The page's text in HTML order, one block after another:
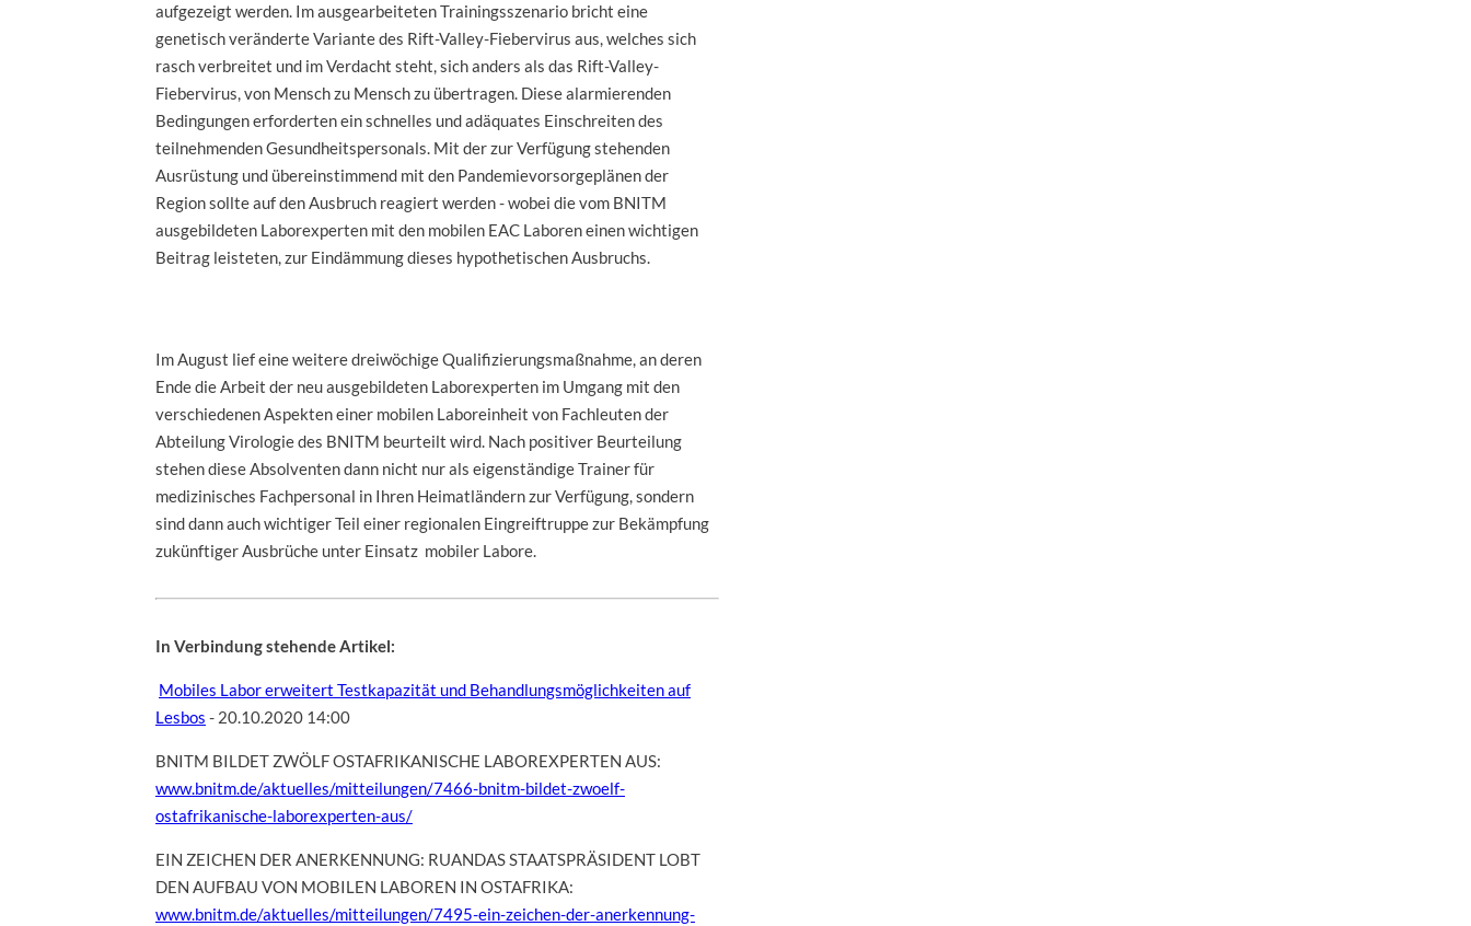
aufgezeigt werden. Im ausgearbeiteten Trainingsszenario bricht eine
genetisch veränderte Variante des Rift-Valley-Fiebervirus aus, welches sich
rasch verbreitet und im Verdacht steht, sich anders als das Rift-Valley-
Fiebervirus, von Mensch zu Mensch zu übertragen. Diese alarmierenden
Bedingungen erforderten ein schnelles und adäquates Einschreiten des
teilnehmenden Gesundheitspersonals. Mit der zur Verfügung stehenden
Ausrüstung und übereinstimmend mit den Pandemievorsorgeplänen der
Region sollte auf den Ausbruch reagiert werden - wobei die vom BNITM
ausgebildeten Laborexperten mit den mobilen EAC Laboren einen wichtigen
Beitrag leisteten, zur Eindämmung dieses hypothetischen Ausbruchs.
Im August lief eine weitere dreiwöchige Qualifizierungsmaßnahme, an deren
Ende die Arbeit der neu ausgebildeten Laborexperten im Umgang mit den
verschiedenen Aspekten einer mobilen Laboreinheit von Fachleuten der
Abteilung Virologie des BNITM beurteilt wird. Nach positiver Beurteilung
stehen diese Absolventen dann nicht nur als eigenständige Trainer für
medizinisches Fachpersonal in Ihren Heimatländern zur Verfügung, sondern
sind dann auch wichtiger Teil einer regionalen Eingreiftruppe zur Bekämpfung
zukünftiger Ausbrüche unter Einsatz mobiler Labore.
In Verbindung stehende Artikel:
Mobiles Labor erweitert Testkapazität und Behandlungsmöglichkeiten auf
Lesbos - 20.10.2020 14:00
BNITM BILDET ZWÖLF OSTAFRIKANISCHE LABOREXPERTEN AUS:
www.bnitm.de/aktuelles/mitteilungen/7466-bnitm-bildet-zwoelf-
ostafrikanische-laborexperten-aus/
EIN ZEICHEN DER ANERKENNUNG: RUANDAS STAATSPRÄSIDENT LOBT
DEN AUFBAU VON MOBILEN LABOREN IN OSTAFRIKA:
www.bnitm.de/aktuelles/mitteilungen/7495-ein-zeichen-der-anerkennung-